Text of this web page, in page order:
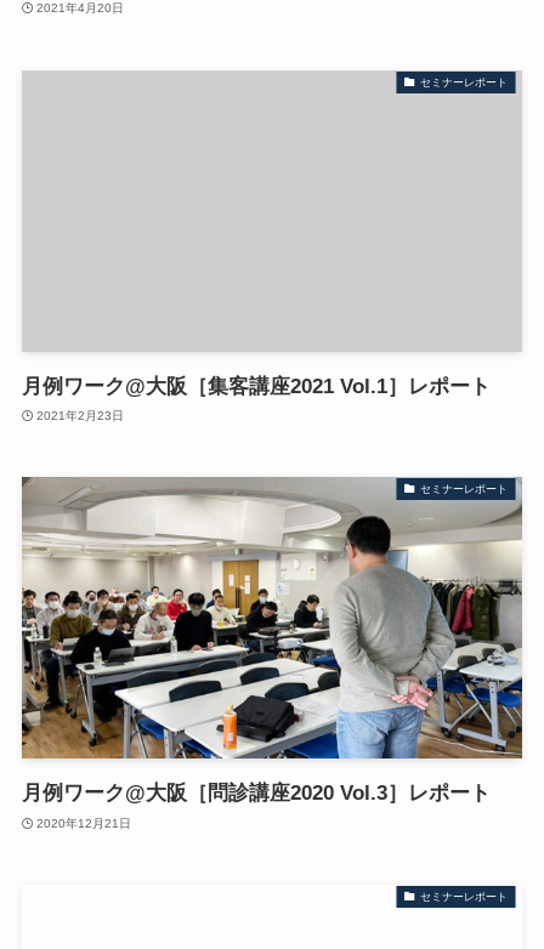
2021年4月20日
セミナーレポート
月例ワーク@大阪［集客講座2021 Vol.1］レポート
2021年2月23日
セミナーレポート
月例ワーク@大阪［問診講座2020 Vol.3］レポート
2020年12月21日
セミナーレポート